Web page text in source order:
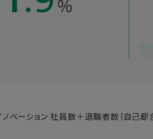
％
ション 社員数＋退職者数（自己都